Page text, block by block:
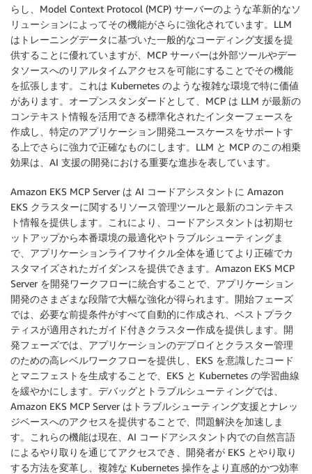
らし、Model Context Protocol (MCP) サーバーのような革新的なソ
リューションによってその機能がさらに強化されています。LLM
はトレーニングデータに基づいた一般的なコーディング支援を提
供することに優れていますが、MCP サーバーは外部ツールやデー
タソースへのリアルタイムアクセスを可能にすることでその機能
を拡張します。これは Kubernetes のような複雑な環境で特に価値
があります。オープンスタンダードとして、MCP は LLM が最新の
コンテキスト情報を活用できる標準化されたインターフェースを
作成し、特定のアプリケーション開発ユースケースをサポートす
る上でさらに強力で正確なものにします。LLM と MCP のこの相乗
効果は、AI 支援の開発における重要な進歩を表しています。
Amazon EKS MCP Server は AI コードアシスタントに Amazon
EKS クラスターに関するリソース管理ツールと最新のコンテキス
ト情報を提供します。これにより、コードアシスタントは初期セ
ットアップから本番環境の最適化やトラブルシューティングま
で、アプリケーションライフサイクル全体を通じてより正確でカ
スタマイズされたガイダンスを提供できます。Amazon EKS MCP
Server を開発ワークフローに統合することで、アプリケーション
開発のさまざまな段階で大幅な強化が得られます。開始フェーズ
では、必要な前提条件がすべて自動的に作成され、ベストプラク
ティスが適用されたガイド付きクラスター作成を提供します。開
発フェーズでは、アプリケーションのデプロイとクラスター管理
のための高レベルワークフローを提供し、EKS を意識したコード
とマニフェストを生成することで、EKS と Kubernetes の学習曲線
を緩やかにします。デバッグとトラブルシューティングでは、
Amazon EKS MCP Server はトラブルシューティング支援とナレッ
ジベースへのアクセスを提供することで、問題解決を加速しま
す。これらの機能は現在、AI コードアシスタント内での自然言語
によるやり取りを通じてアクセスでき、開発者が EKS とやり取り
する方法を変革し、複雑な Kubernetes 操作をより直感的かつ効率